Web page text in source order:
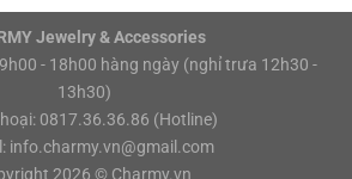
Jewelry & Accessories
- 18h00 hàng ngày (nghỉ trưa 12h30 -
13h30)
0817.36.36.86 (Hotline)
info.charmy.vn@gmail.com
2026 © Charmy.vn